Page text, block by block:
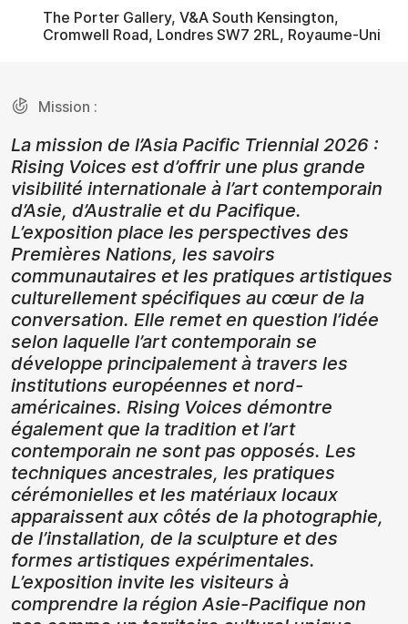
The Porter Gallery, V&A South Kensington,
Cromwell Road, Londres SW7 2RL, Royaume-Uni
Mission :
La mission de l’Asia Pacific Triennial 2026 :
Rising Voices est d’offrir une plus grande
visibilité internationale à l’art contemporain
d’Asie, d’Australie et du Pacifique.
L’exposition place les perspectives des
Premières Nations, les savoirs
communautaires et les pratiques artistiques
culturellement spécifiques au cœur de la
conversation. Elle remet en question l’idée
selon laquelle l’art contemporain se
développe principalement à travers les
institutions européennes et nord-
américaines. Rising Voices démontre
également que la tradition et l’art
contemporain ne sont pas opposés. Les
techniques ancestrales, les pratiques
cérémonielles et les matériaux locaux
apparaissent aux côtés de la photographie,
de l’installation, de la sculpture et des
formes artistiques expérimentales.
L’exposition invite les visiteurs à
comprendre la région Asie-Pacifique non